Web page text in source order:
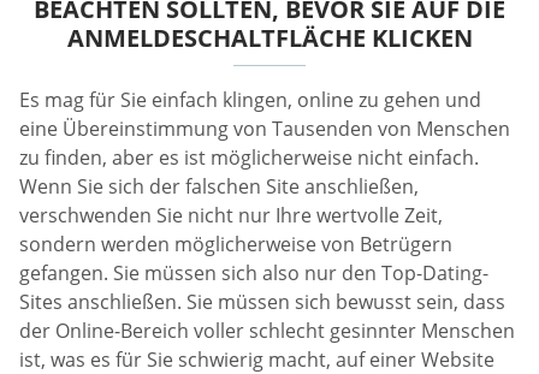
BEACHTEN SOLLTEN, BEVOR SIE AUF DIE
ANMELDESCHALTFLÄCHE KLICKEN
Es mag für Sie einfach klingen, online zu gehen und
eine Übereinstimmung von Tausenden von Menschen
zu finden, aber es ist möglicherweise nicht einfach.
Wenn Sie sich der falschen Site anschließen,
verschwenden Sie nicht nur Ihre wertvolle Zeit,
sondern werden möglicherweise von Betrügern
gefangen. Sie müssen sich also nur den Top-Dating-
Sites anschließen. Sie müssen sich bewusst sein, dass
der Online-Bereich voller schlecht gesinnter Menschen
ist, was es für Sie schwierig macht, auf einer Website